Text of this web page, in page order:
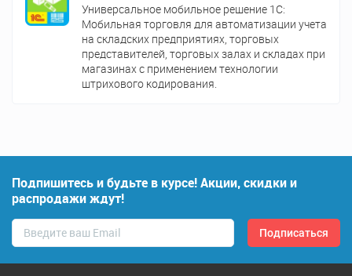
Универсальное мобильное решение 1С:
Мобильная торговля для автоматизации учета
на складских предприятиях, торговых
представителей, торговых залах и складах при
магазинах с применением технологии
штрихового кодирования.
Подпишитесь и будьте в курсе! Акции, скидки и
распродажи ждут!